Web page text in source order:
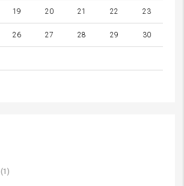
19 20 21 22 23
26 27 28 29 30
(1)